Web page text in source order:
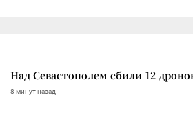
Над Севастополем сбили 12
8 минут назад